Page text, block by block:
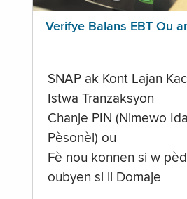
Verifye Balans EBT Ou
SNAP ak Kont Lajan
Istwa Tranzaksyon
Chanje PIN (Nimewo
Pèsonèl) ou
Fè nou konnen si w
oubyen si li Domaje